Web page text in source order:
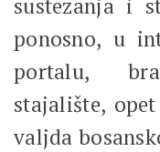
sustezanja i
ponosno, u
portalu,
stajalište,
valjda